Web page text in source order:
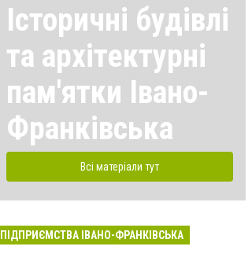
Історичні будівлі
та архітектурні
пам'ятки Івано-
Франківська
Всі матеріали тут
ПІДПРИЄМСТВА ІВАНО-ФРАНКІВСЬКА